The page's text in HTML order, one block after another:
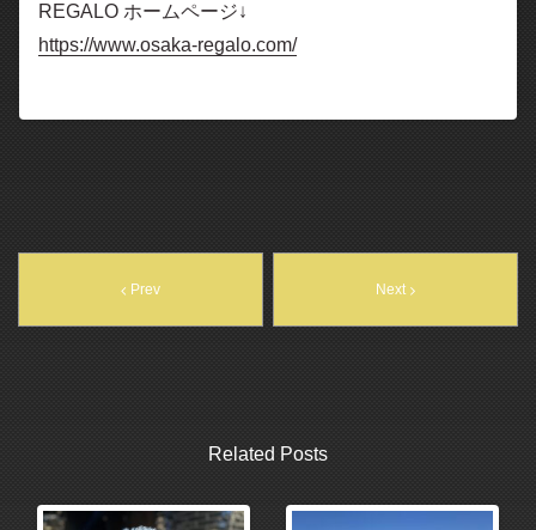
REGALO ホームページ↓
https://www.osaka-regalo.com/
Prev Next
Related Posts